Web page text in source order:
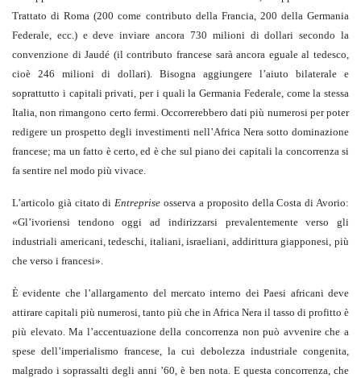
Trattato di Roma (200 come contributo della Francia, 200 della Germania
Federale, ecc.) e deve inviare ancora 730 milioni di dollari secondo la
convenzione di Jaudé (il contributo francese sarà ancora eguale al tedesco,
cioè 246 milioni di dollari). Bisogna aggiungere l’aiuto bilaterale e
soprattutto i capitali privati, per i quali la Germania Federale, come la stessa
Italia, non rimangono certo fermi. Occorrerebbero dati più numerosi per poter
redigere un prospetto degli investimenti nell’Africa Nera sotto dominazione
francese; ma un fatto è certo, ed è che sul piano dei capitali la concorrenza si
fa sentire nel modo più vivace.
L’articolo già citato diEntreprise osserva a proposito della Costa di Avorio:
«Gl’ivoriensi tendono oggi ad indirizzarsi prevalentemente verso gli
industriali americani, tedeschi, italiani, israeliani, addirittura giapponesi, più
che verso i francesi».
È evidente che l’allargamento del mercato interno dei Paesi africani deve
attirare capitali più numerosi, tanto più che in Africa Nera il tasso di profitto è
più elevato. Ma l’accentuazione della concorrenza non può avvenire che a
spese dell’imperialismo francese, la cui debolezza industriale congenita,
malgrado i soprassalti degli anni ’60, è ben nota. E questa concorrenza, che